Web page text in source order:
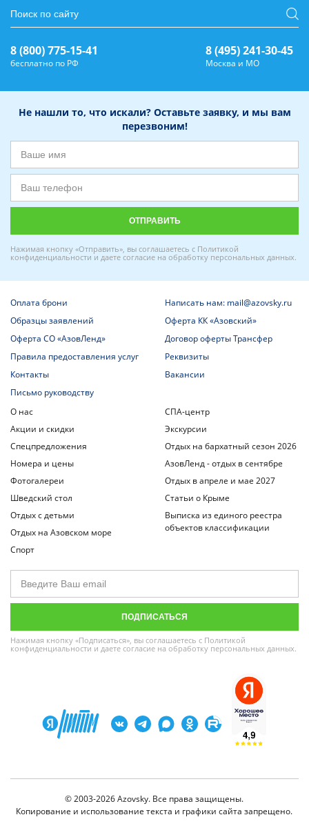
8 (800) 775-15-41
бесплатно по РФ
8 (495) 241-30-45
Москва и МО
Не нашли то, что искали? Оставьте заявку, и мы вам
перезвоним!
Нажимая кнопку «Отправить», вы соглашаетесь с Политикой
конфиденциальности и даете согласие на обработку персональных данных.
Оплата брони
Написать нам: mail@azovsky.ru
Образцы заявлений
Оферта КК «Азовский»
Оферта СО «АзовЛенд»
Договор оферты Трансфер
Правила предоставления услуг
Реквизиты
Контакты
Вакансии
Письмо руководству
О нас
Акции и скидки
Спецпредложения
Номера и цены
Фотогалереи
Шведский стол
Отдых с детьми
Отдых на Азовском море
Спорт
СПА-центр
Экскурсии
Отдых на бархатный сезон 2026
АзовЛенд - отдых в сентябре
Отдых в апреле и мае 2027
Статьи о Крыме
Выписка из единого реестра
объектов классификации
Нажимая кнопку «Подписаться», вы соглашаетесь с Политикой
конфиденциальности и даете согласие на обработку персональных данных.
© 2003-2026 Azovsky. Все права защищены.
Копирование и использование текста и графики сайта запрещено.